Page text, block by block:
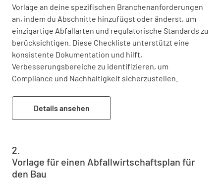
Vorlage an deine spezifischen Branchenanforderungen
an, indem du Abschnitte hinzufügst oder änderst, um
einzigartige Abfallarten und regulatorische Standards zu
berücksichtigen. Diese Checkliste unterstützt eine
konsistente Dokumentation und hilft,
Verbesserungsbereiche zu identifizieren, um
Compliance und Nachhaltigkeit sicherzustellen.
Details ansehen
Vorlage für einen Abfallwirtschaftsplan für
den Bau